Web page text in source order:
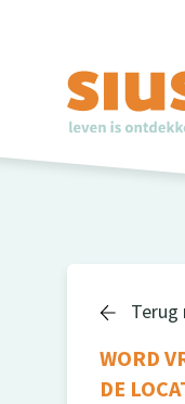
Terug
WORD
DE